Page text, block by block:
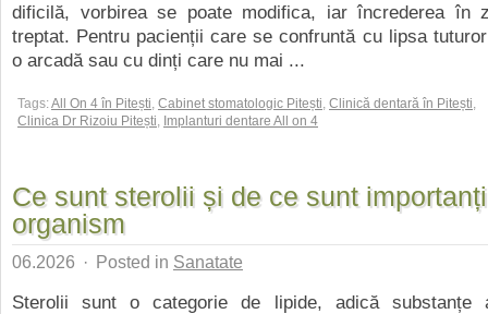
dificilă, vorbirea se poate modifica, iar încrederea în
treptat. Pentru pacienții care se confruntă cu lipsa
o arcadă sau cu dinți care nu mai ...
Tags:All On 4 în Pitești, Cabinet stomatologic Pitești, Clinică dentară în Pitești,
Clinica Dr Rizoiu Pitești, Implanturi dentare All on 4
Ce sunt sterolii și de ce sunt
organism
06.2026 · Posted in Sanatate
Sterolii sunt o categorie de lipide, adică substanțe